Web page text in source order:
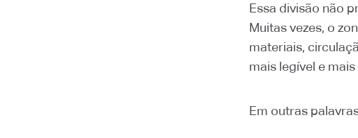
Essa divisão não
Muitas vezes, o
materiais,
mais legível e
Em outras